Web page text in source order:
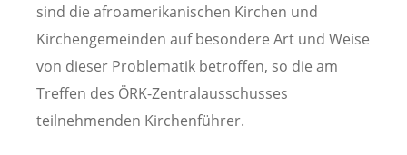
sind die afroamerikanischen Kirchen und
Kirchengemeinden auf besondere Art und Weise
von dieser Problematik betroffen, so die am
Treffen des ÖRK-Zentralausschusses
teilnehmenden Kirchenführer.